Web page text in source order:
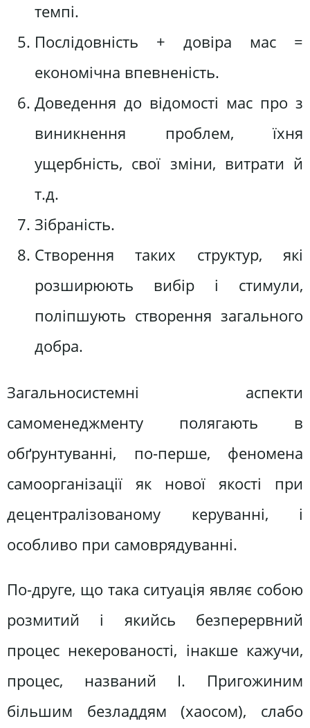
темпі.
Послідовність + довіра мас =
економічна впевненість.
Доведення до відомості мас про з
виникнення проблем, їхня
ущербність, свої зміни, витрати й
т.д.
Зібраність.
Створення таких структур, які
розширюють вибір і стимули,
поліпшують створення загального
добра.
Загальносистемні аспекти
самоменеджменту полягають в
обґрунтуванні, по-перше, феномена
самоорганізації як нової якості при
децентралізованому керуванні, і
особливо при самоврядуванні.
По-друге, що така ситуація являє собою
розмитий і якийсь безперервний
процес некерованості, інакше кажучи,
процес, названий І. Пригожиним
більшим безладдям (хаосом), слабо